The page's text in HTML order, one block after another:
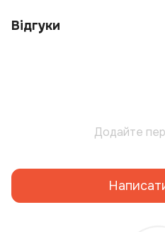
Відгуки
Додайте